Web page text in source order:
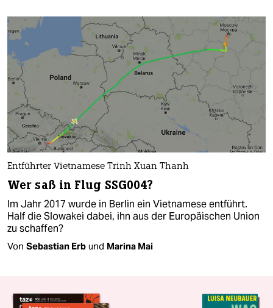
Entführter Vietnamese Trinh Xuan Thanh
Wer saß in Flug SSG004?
Im Jahr 2017 wurde in Berlin ein Vietnamese entführt.
Half die Slowakei dabei, ihn aus der Europäischen Union
zu schaffen?
Von Sebastian Erb und Marina Mai